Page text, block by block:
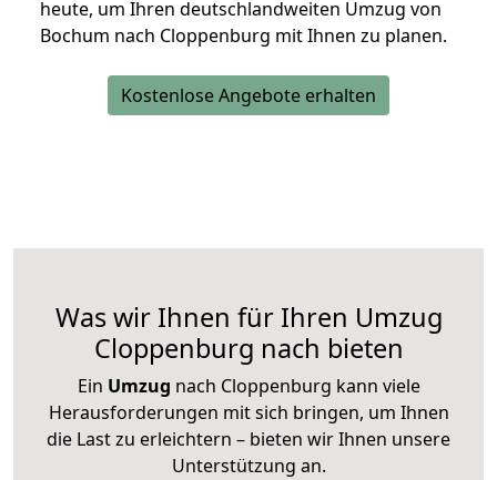
heute, um Ihren deutschlandweiten Umzug von
Bochum nach Cloppenburg mit Ihnen zu planen.
Kostenlose Angebote erhalten
Was wir Ihnen für Ihren Umzug
Cloppenburg nach bieten
Ein Umzug nach Cloppenburg kann viele
Herausforderungen mit sich bringen, um Ihnen
die Last zu erleichtern – bieten wir Ihnen unsere
Unterstützung an.